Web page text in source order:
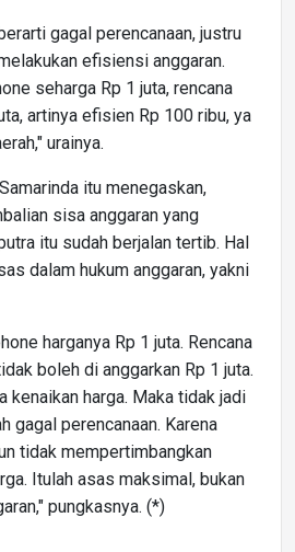
gagal perencanaan, justru
efisiensi anggaran.
seharga Rp 1 juta, rencana
artinya efisien Rp 100 ribu, ya
urainya.
itu menegaskan,
sisa anggaran yang
itu sudah berjalan tertib. Hal
dalam hukum anggaran, yakni
harganya Rp 1 juta. Rencana
boleh di anggarkan Rp 1 juta.
kenaikan harga. Maka tidak jadi
gagal perencanaan. Karena
tidak mempertimbangkan
Itulah asas maksimal, bukan
pungkasnya. (*)